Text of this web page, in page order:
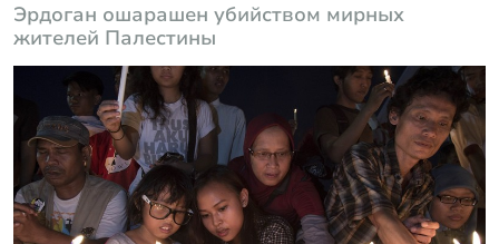
Эрдоган ошарашен убийством мирных
жителей Палестины